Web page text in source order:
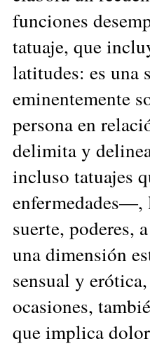
funciones
tatuaje, que
latitudes: es una
eminentemente
persona en
delimita y
incluso tatuajes
enfermedades—,
suerte, poderes,
una dimensión
sensual y
ocasiones,
que implica